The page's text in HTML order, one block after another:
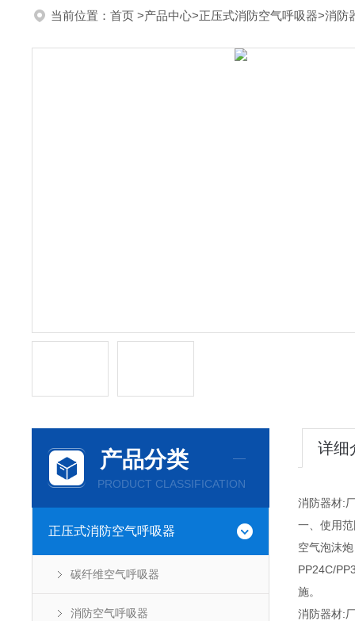
当前位置： 首页 >产品中心>正压式消防空气呼吸器>消防
产品分类
PRODUCT CLASSIFICATION
正压式消防空气呼吸器
碳纤维空气呼吸器
消防空气呼吸器
详细
消防器材:
一、使用
空气泡沫
PP24C/
施。
消防器材: